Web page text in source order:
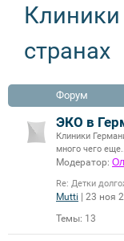
странах
Форум
ЭКО в
Клиники
много чего
Модератор:
Re: Детки
Mutti | 23 ноя
Темы: 13